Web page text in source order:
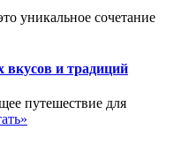
уникальное сочетание
и традиций
путешествие для